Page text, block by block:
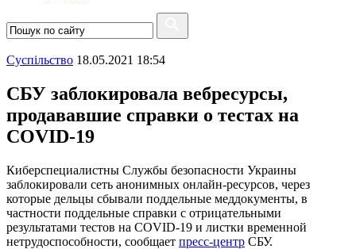
Суспiльство 18.05.2021 18:54
СБУ заблокировала вебресурсы,
продававшие справки о тестах на
COVID-19
Киберспециалистны Службы безопасности Украины
заблокировали сеть анонимных онлайн-ресурсов, через
которые дельцы сбывали поддельные меддокументы, в
частности поддельные справки с отрицательными
результатами тестов на COVID-19 и листки временной
нетрудоспособности, сообщает пресс-центр СБУ.